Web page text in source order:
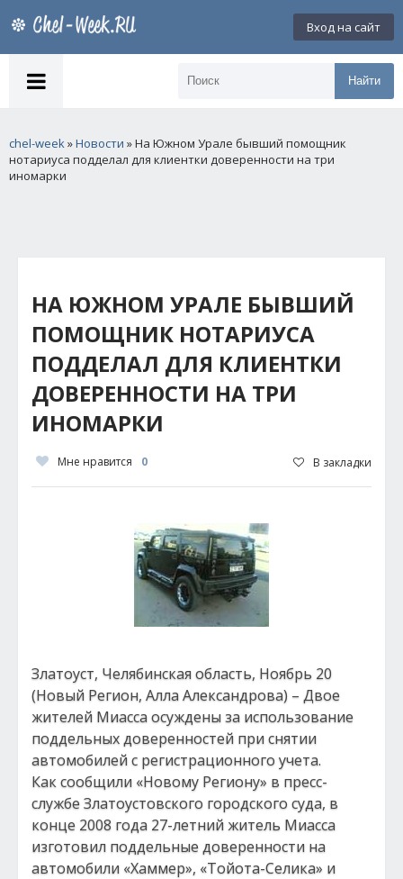
Вход на сайт
Найти
chel-week»Новости » На Южном Урале бывший помощник
нотариуса подделал для клиентки доверенности на три
иномарки
НА ЮЖНОМ УРАЛЕ БЫВШИЙ
ПОМОЩНИК НОТАРИУСА
ПОДДЕЛАЛ ДЛЯ КЛИЕНТКИ
ДОВЕРЕННОСТИ НА ТРИ
ИНОМАРКИ
Мне нравится 0 В закладки
Златоуст, Челябинская область, Ноябрь 20
(Новый Регион, Алла Александрова) – Двое
жителей Миасса осуждены за использование
поддельных доверенностей при снятии
автомобилей с регистрационного учета.
Как сообщили «Новому Региону» в пресс-
службе Златоустовского городского суда, в
конце 2008 года 27-летний житель Миасса
изготовил поддельные доверенности на
автомобили «Хаммер», «Тойота-Селика» и